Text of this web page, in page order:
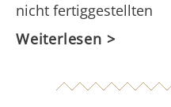
nicht fertiggestellten
Weiterlesen >